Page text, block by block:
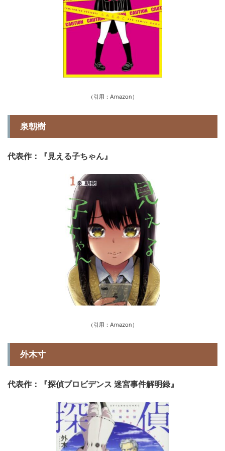
（引用：Amazon）
泉朝樹
代表作：『見える子ちゃん』
（引用：Amazon）
外木寸
代表作：『探偵プロビデンス 迷宮事件解明録』